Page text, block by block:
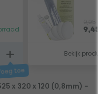
Bekijk
x 320 x 120 (0,8mm) -